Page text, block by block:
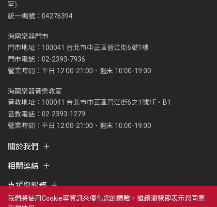
室)
統一編號：04276394
海國樂器門市
門市地址：100041 台北市中正區晉江街6號1樓
門市電話：02-2393-7936
營業時間：平日 12:00-21:00、週末 10:00-19:00
海國樂器音樂教室
音教地址：100041 台北市中正區晉江街6之1號1F、B1
音教電話：02-2393-1279
營業時間：平日 12:00-21:00、週末 10:00-19:00
關於我們
相關連結
支援與服務
我們將使用cookie等資訊來優化您的體驗，繼續瀏覽即表示您同意